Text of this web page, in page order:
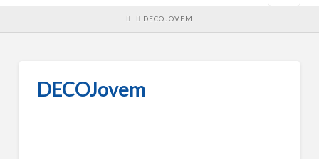
HOMEDECOJOVEM
DECOJovem